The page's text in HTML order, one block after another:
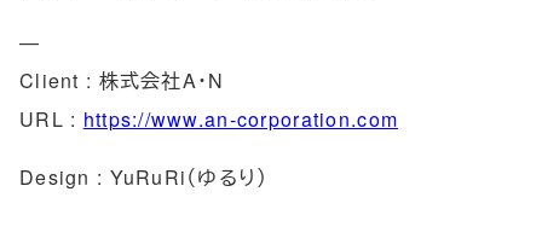
—
Client : 株式会社A・N
URL : https://www.an-corporation.com
Design : YuRuRi（ゆるり）